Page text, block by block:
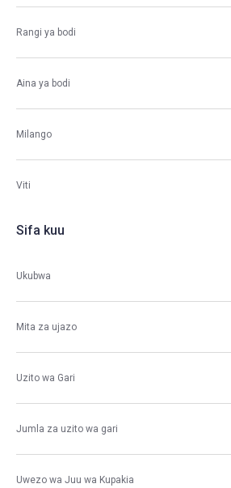
Rangi ya bodi
Aina ya bodi
Milango
Viti
Sifa kuu
Ukubwa
Mita za ujazo
Uzito wa Gari
Jumla za uzito wa gari
Uwezo wa Juu wa Kupakia